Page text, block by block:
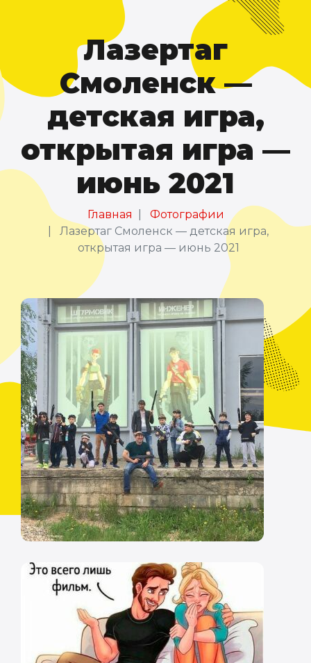
Лазертаг
Смоленск —
детская игра,
открытая игра —
июнь 2021
Главная
Фотографии
Лазертаг Смоленск — детская игра,
открытая игра — июнь 2021